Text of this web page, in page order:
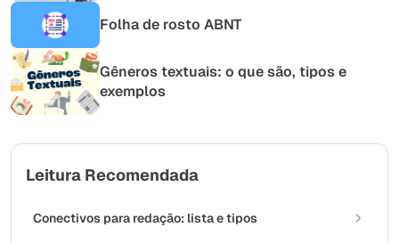
Folha de rosto ABNT
Gêneros textuais: o que são, tipos e
exemplos
Leitura Recomendada
Conectivos para redação: lista e tipos